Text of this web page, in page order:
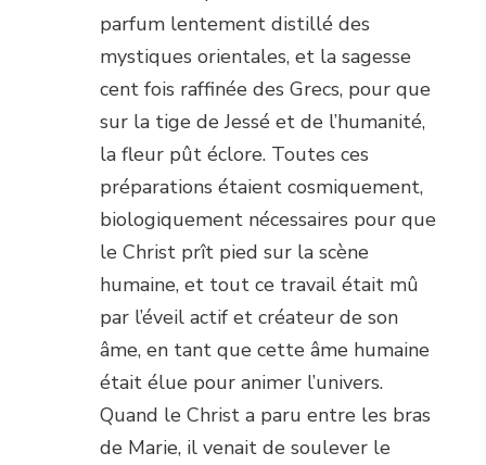
parfum lentement distillé des
mystiques orientales, et la sagesse
cent fois raffinée des Grecs, pour que
sur la tige de Jessé et de l’humanité,
la fleur pût éclore. Toutes ces
préparations étaient cosmiquement,
biologiquement nécessaires pour que
le Christ prît pied sur la scène
humaine, et tout ce travail était mû
par l’éveil actif et créateur de son
âme, en tant que cette âme humaine
était élue pour animer l’univers.
Quand le Christ a paru entre les bras
de Marie, il venait de soulever le